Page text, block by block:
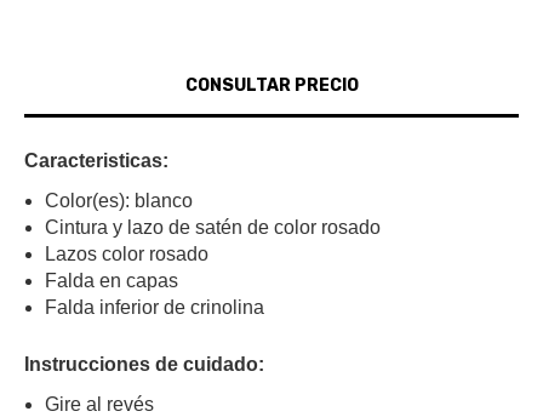
Caracteristicas:
Color(es): blanco
Cintura y lazo de satén de color rosado
Lazos color rosado
Falda en capas
Falda inferior de crinolina
Instrucciones de cuidado:
Gire al revés